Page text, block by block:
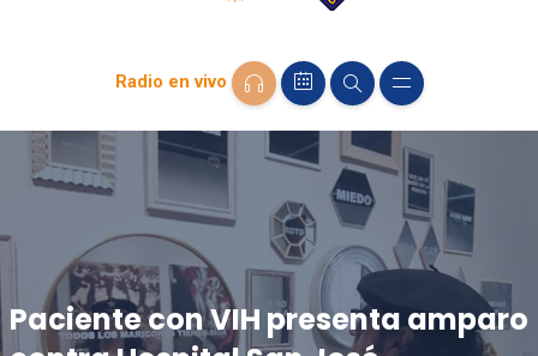
Radio en vivo
Paciente con VIH presenta amparo